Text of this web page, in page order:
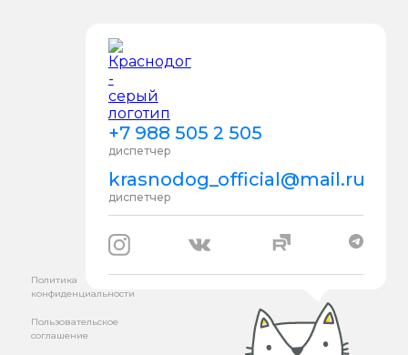
+7 988 505 2 505
диспетчер
krasnodog_official@mail.ru
диспетчер
Политика
конфиденциальности
Пользовательское
соглашение